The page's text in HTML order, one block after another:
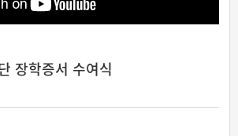
장학증서 수여식